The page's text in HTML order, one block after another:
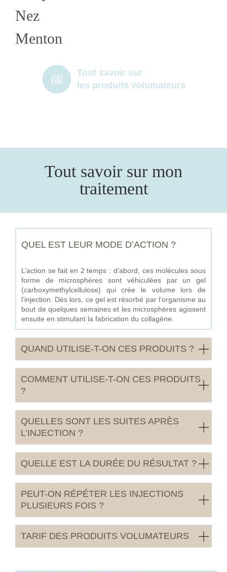
Nez
Menton
Tout savoir sur
les produits volumateurs
Tout savoir sur mon
traitement
QUEL EST LEUR MODE D’ACTION ?
L’action se fait en 2 temps : d’abord, ces molécules sous
forme de microsphères sont véhiculées par un gel
(carboxymethylcellulose) qui crée le volume lors de
l’injection. Dès lors, ce gel est résorbé par l’organisme au
bout de quelques semaines et les microsphères agissent
ensuite en stimulant la fabrication du collagène.
QUAND UTILISE-T-ON CES PRODUITS ?
COMMENT UTILISE-T-ON CES PRODUITS
?
QUELLES SONT LES SUITES APRÈS
L’INJECTION ?
QUELLE EST LA DURÉE DU RÉSULTAT ?
PEUT-ON RÉPÉTER LES INJECTIONS
PLUSIEURS FOIS ?
TARIF DES PRODUITS VOLUMATEURS